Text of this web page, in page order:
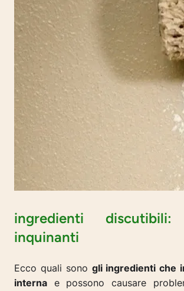
ingredienti discutibili:
inquinanti
Ecco quali sono gli ingredienti che
interna e possono causare